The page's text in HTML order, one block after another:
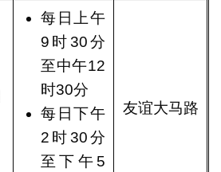
每日上午
9时30分
至中午12
时30分
每日下午
2时30分
至下午5
友谊大马路